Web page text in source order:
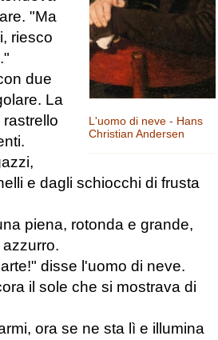
L'uomo di neve - Hans
Christian Andersen
"Ma
riesco
due
La
e dagli schiocchi di frusta
piena, rotonda e grande,
disse l'uomo di neve.
il sole che si mostrava di
ora se ne sta lì e illumina